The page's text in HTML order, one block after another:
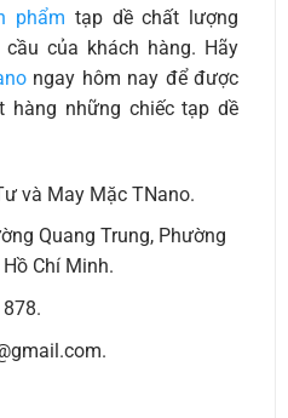
phẩm tạp dề chất lượng
của khách hàng. Hãy
ngay hôm nay để được
những chiếc tạp dề
và May Mặc TNano.
Quang Trung, Phường
Hồ Chí Minh.